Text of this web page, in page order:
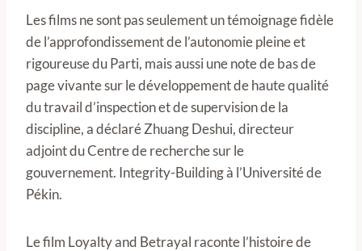
Les films ne sont pas seulement un témoignage fidèle
de l’approfondissement de l’autonomie pleine et
rigoureuse du Parti, mais aussi une note de bas de
page vivante sur le développement de haute qualité
du travail d’inspection et de supervision de la
discipline, a déclaré Zhuang Deshui, directeur
adjoint du Centre de recherche sur le
gouvernement. Integrity-Building à l’Université de
Pékin.
Le film Loyalty and Betrayal raconte l’histoire de